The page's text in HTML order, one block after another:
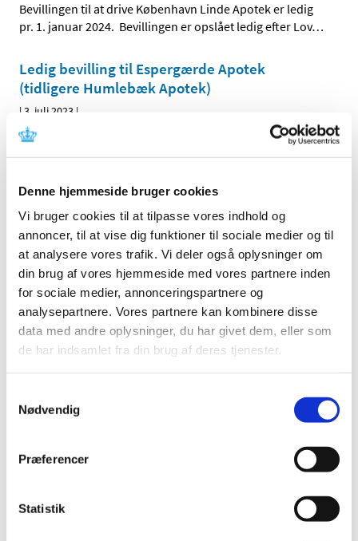
Denne hjemmeside bruger cookies
Vi bruger cookies til at tilpasse vores indhold og
annoncer, til at vise dig funktioner til sociale medier og til
at analysere vores trafik. Vi deler også oplysninger om
din brug af vores hjemmeside med vores partnere inden
for sociale medier, annonceringspartnere og
analysepartnere. Vores partnere kan kombinere disse
data med andre oplysninger, du har givet dem, eller som
de har indsamlet fra din brug af deres tjenester.
Nødvendig
Præferencer
Statistik
Bevillingen til at drive København Linde Apotek er ledig
pr. 1. januar 2024. Bevillingen er opslået ledig efter Lov…
Ledig bevilling til Espergærde Apotek
(tidligere Humlebæk Apotek)
|3. juli 2023 |
Humlebæk Apotek har pr. 1. juni 2023 skiftet navn til
Espergærde Apotek. Bevillingen til at drive Espergærde…
Alle (2506)
TID
2026 (84)
2025 (158)
2024 (224)
2023 (195)
september (12)
juni (13)
april (13)